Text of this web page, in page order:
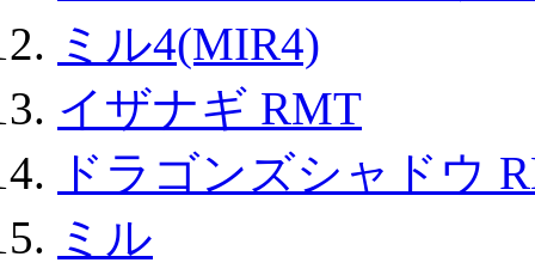
ミル4(MIR4)
イザナギ RMT
ドラゴンズシャドウ
ミル